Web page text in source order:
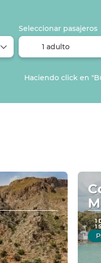
Seleccionar pasajeros
1 adulto
Haciendo click en
1
1